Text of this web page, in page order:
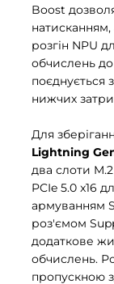
Boost
розгін NPU
обчислень
поєднується
нижчих
Для
Lightning
два слоти
PCIe 5.0 x16
армуванням
роз'ємом
додаткове
обчислень.
пропускною